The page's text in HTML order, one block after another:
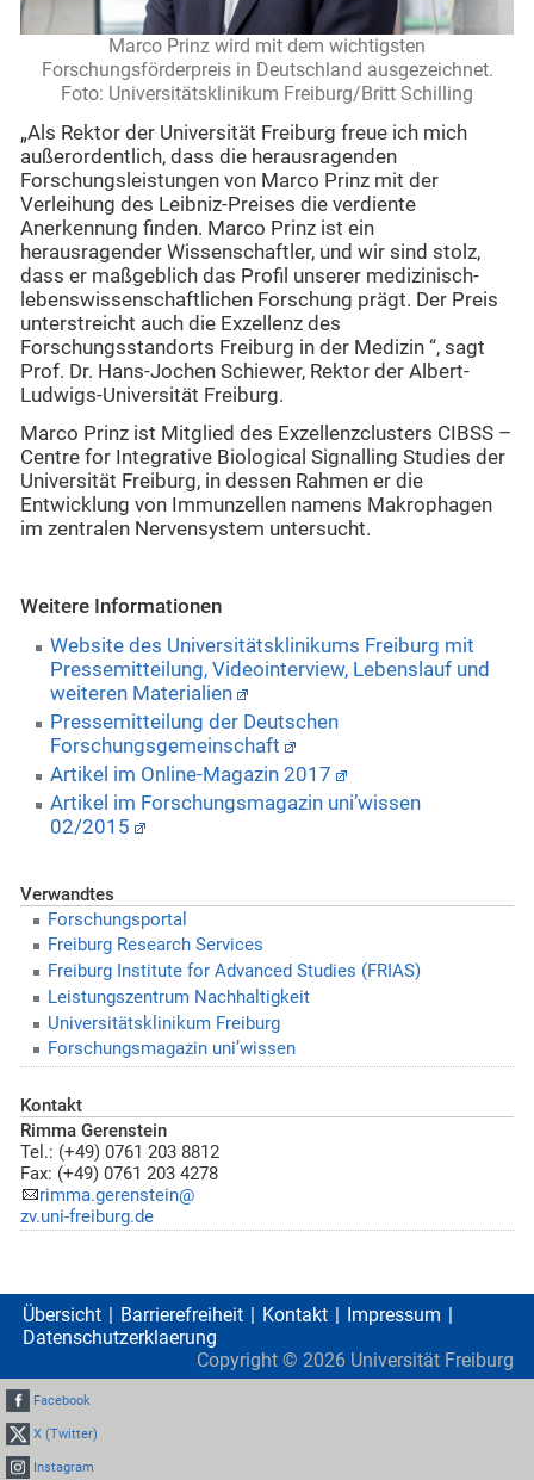
Marco Prinz wird mit dem wichtigsten
Forschungsförderpreis in Deutschland ausgezeichnet.
Foto: Universitätsklinikum Freiburg/Britt Schilling
„Als Rektor der Universität Freiburg freue ich mich
außerordentlich, dass die herausragenden
Forschungsleistungen von Marco Prinz mit der
Verleihung des Leibniz-Preises die verdiente
Anerkennung finden. Marco Prinz ist ein
herausragender Wissenschaftler, und wir sind stolz,
dass er maßgeblich das Profil unserer medizinisch-
lebenswissenschaftlichen Forschung prägt. Der Preis
unterstreicht auch die Exzellenz des
Forschungsstandorts Freiburg in der Medizin “, sagt
Prof. Dr. Hans-Jochen Schiewer, Rektor der Albert-
Ludwigs-Universität Freiburg.
Marco Prinz ist Mitglied des Exzellenzclusters CIBSS –
Centre for Integrative Biological Signalling Studies der
Universität Freiburg, in dessen Rahmen er die
Entwicklung von Immunzellen namens Makrophagen
im zentralen Nervensystem untersucht.
Weitere Informationen
Website des Universitätsklinikums Freiburg mit
Pressemitteilung, Videointerview, Lebenslauf und
weiteren Materialien
Pressemitteilung der Deutschen
Forschungsgemeinschaft
Artikel im Online-Magazin 2017
Artikel im Forschungsmagazin uni’wissen
02/2015
Verwandtes
Forschungsportal
Freiburg Research Services
Freiburg Institute for Advanced Studies (FRIAS)
Leistungszentrum Nachhaltigkeit
Universitätsklinikum Freiburg
Forschungsmagazin uni’wissen
Kontakt
Rimma Gerenstein
Tel.: (+49) 0761 203 8812
Fax: (+49) 0761 203 4278
rimma.gerenstein@
zv.uni-freiburg.de
Übersicht Barrierefreiheit Kontakt
Impressum
Datenschutzerklaerung
Copyright © 2026 Universität Freiburg
Facebook
X (Twitter)
Instagram